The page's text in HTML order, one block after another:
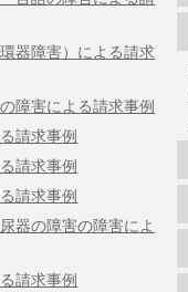
器障害）による請求
障害による請求事例
請求事例
請求事例
請求事例
器の障害の障害によ
請求事例